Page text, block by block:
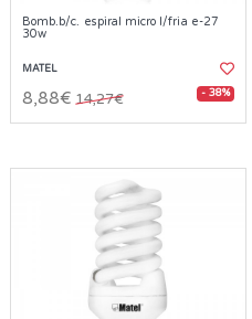
Bomb.b/c. espiral micro l/fria e-27
30w
MATEL
8,88€ 14,27€ - 38%